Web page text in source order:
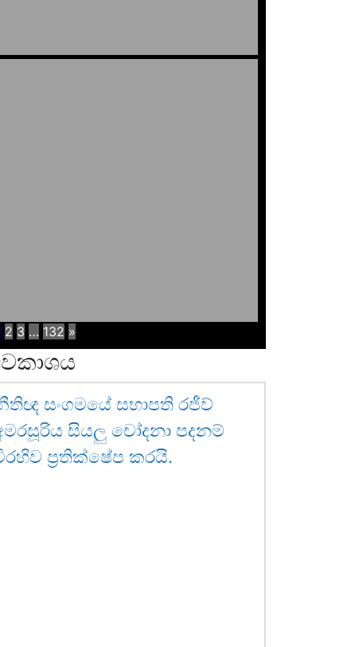
2 3 … 132 »
සංගමයේ සභාපති රජීව්
සියලු චෝදනා පදනම්
ප්‍රතික්ෂේප කරයි.